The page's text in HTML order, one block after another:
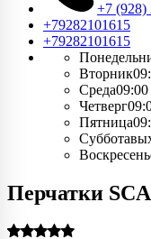
+7 (928)
+79282101615
+79282101615
Вторник
Среда
Четверг
Пятница
Суббота
Перчатки